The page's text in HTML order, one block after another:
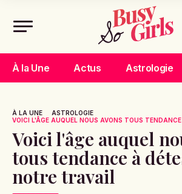
À la Une Actus Astrologie
À LA UNE
ASTROLOGIE
VOICI L'ÂGE AUQUEL NOUS AVONS TOUS TENDANCE
Voici l'âge auquel
tous tendance à
notre travail